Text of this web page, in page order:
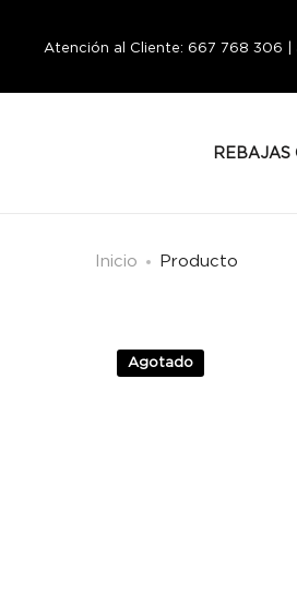
Atención al Cliente: 667 768 306
REBAJAS
Inicio Producto
Agotado